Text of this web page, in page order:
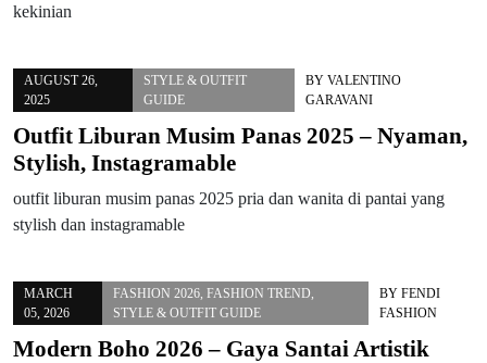
kekinian
AUGUST 26,
2025
STYLE & OUTFIT
GUIDE
BY VALENTINO
GARAVANI
Outfit Liburan Musim Panas 2025 – Nyaman,
Stylish, Instagramable
outfit liburan musim panas 2025 pria dan wanita di pantai yang
stylish dan instagramable
MARCH
05, 2026
FASHION 2026 ,FASHION TREND
STYLE & OUTFIT GUIDE
BY FENDI
FASHION
Modern Boho 2026 – Gaya Santai Artistik